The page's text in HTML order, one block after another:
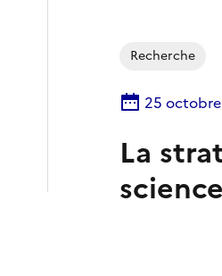
Recherche
25
La